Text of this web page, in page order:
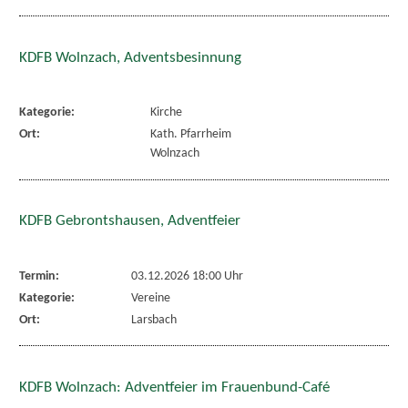
KDFB Wolnzach, Adventsbesinnung
Kategorie:
Kirche
Ort:
Kath. Pfarrheim
Wolnzach
KDFB Gebrontshausen, Adventfeier
Termin:
03.12.2026 18:00 Uhr
Kategorie:
Vereine
Ort:
Larsbach
KDFB Wolnzach: Adventfeier im Frauenbund-Café